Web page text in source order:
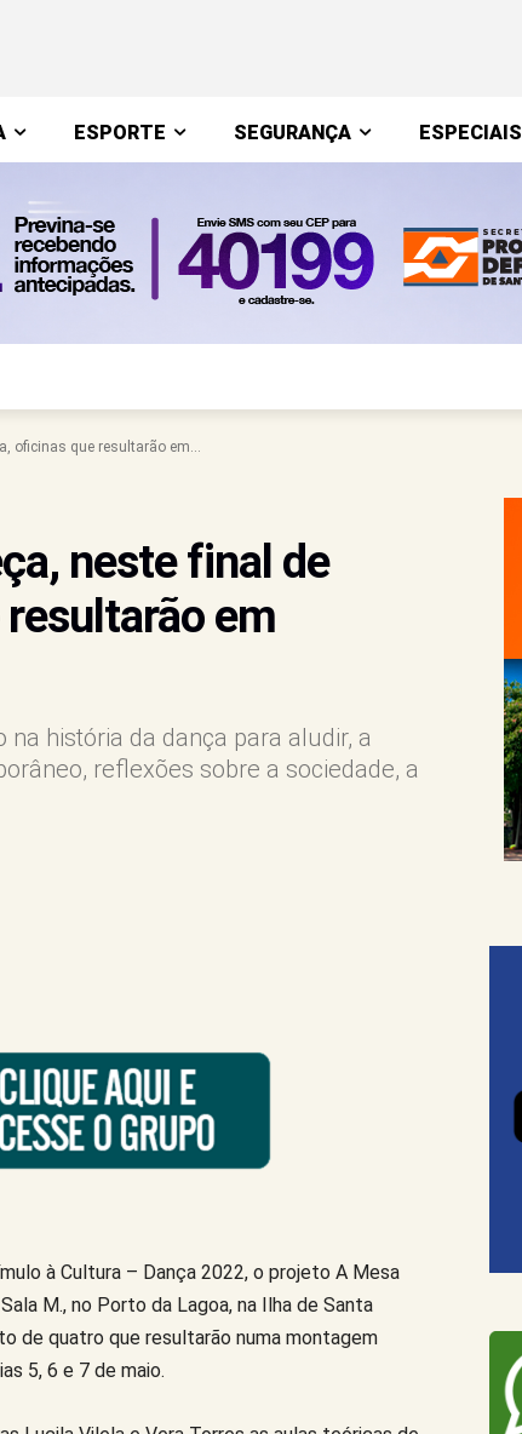
ESPORTE SEGURANÇA ESPECIAIS
oficinas que resultarão em...
neste final de
em
história da dança para aludir, a
reflexões sobre a sociedade, a
à Cultura – Dança 2022, o projeto A Mesa
M., no Porto da Lagoa, na Ilha de Santa
de quatro que resultarão numa montagem
5, 6 e 7 de maio.